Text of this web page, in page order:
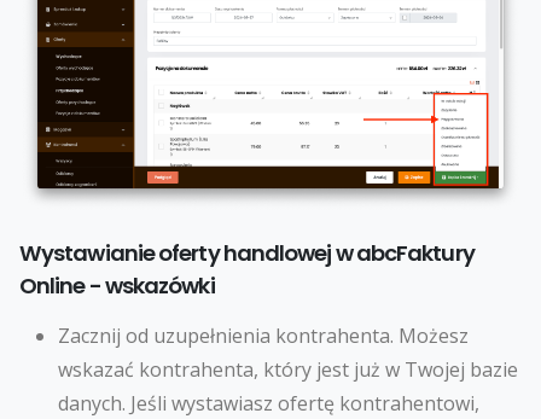
Wystawianie oferty handlowej w abcFaktury
Online - wskazówki
Zacznij od uzupełnienia kontrahenta. Możesz
wskazać kontrahenta, który jest już w Twojej bazie
danych. Jeśli wystawiasz ofertę kontrahentowi,